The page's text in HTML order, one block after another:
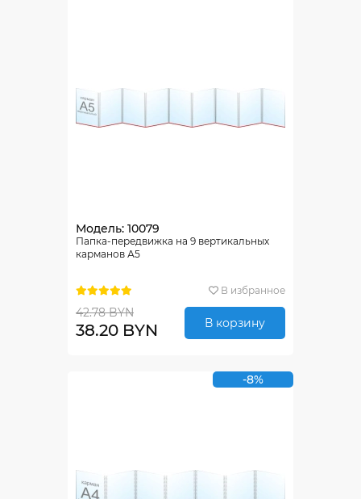
Модель: 10079
Папка-передвижка на 9 вертикальных
карманов А5
В избранное
42.78 BYN
38.20 BYN В корзину
-8%